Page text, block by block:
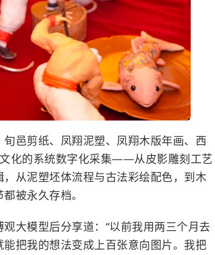
邑剪纸、凤翔泥塑、凤翔木版年画、西
化的系统数字化采集——从皮影雕刻工艺
从泥塑坯体流程与古法彩绘配色，到木
被永久存档。
大模型后分享道：“以前我用两三个月去
把我的想法变成上百张意向图片。我把